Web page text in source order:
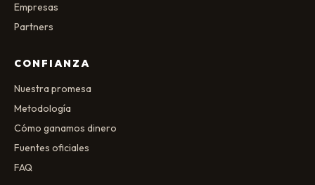
Empresas
Partners
CONFIANZA
Nuestra promesa
Metodología
Cómo ganamos dinero
Fuentes oficiales
FAQ